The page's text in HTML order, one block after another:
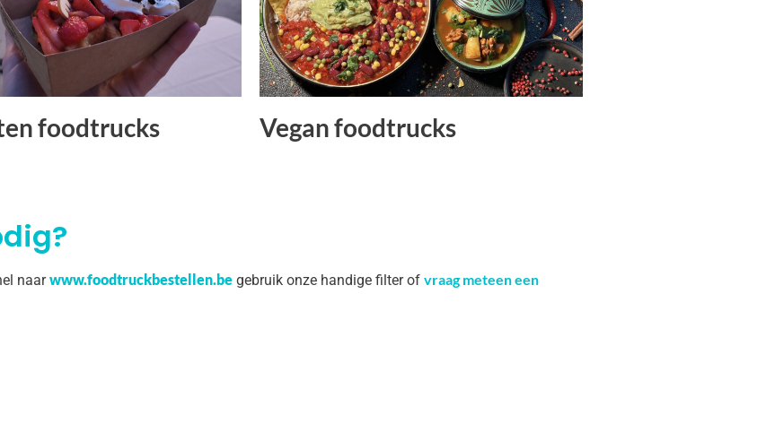
foodtrucks Vegan foodtrucks
naarwww.foodtruckbestellen.be gebruik onze handige filter of vraag meteen een